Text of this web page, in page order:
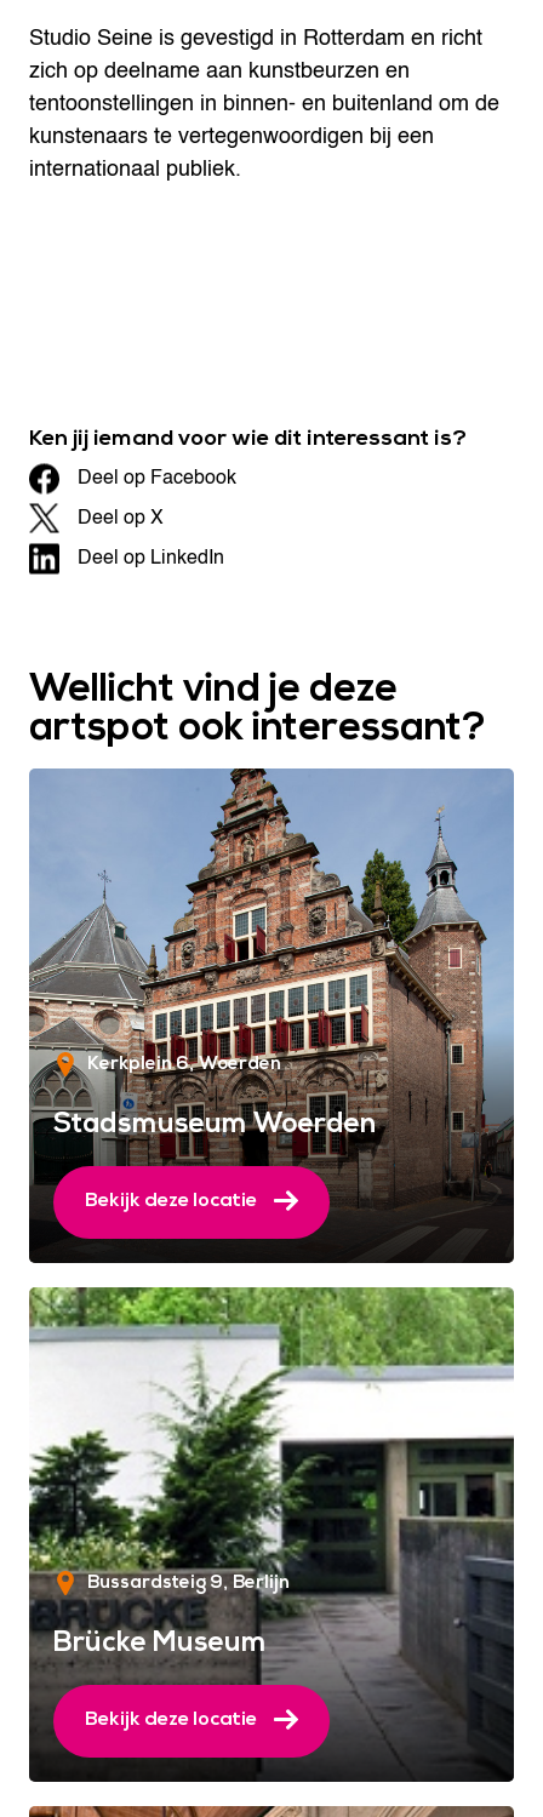
Studio Seine is gevestigd in Rotterdam en richt
zich op deelname aan kunstbeurzen en
tentoonstellingen in binnen- en buitenland om de
kunstenaars te vertegenwoordigen bij een
internationaal publiek.
Ken jij iemand voor wie dit interessant is?
Deel op Facebook
Deel op X
Deel op LinkedIn
Wellicht vind je deze
artspot ook interessant?
Kerkplein 6 Woerden
Stadsmuseum Woerden
Bekijk deze locatie
Bussardsteig 9 Berlijn
Brücke Museum
Bekijk deze locatie